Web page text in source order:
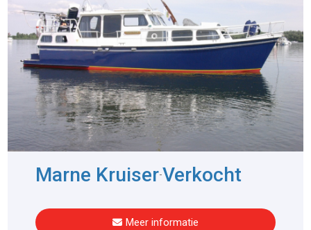
Marne Kruiser-Verkocht
Meer informatie